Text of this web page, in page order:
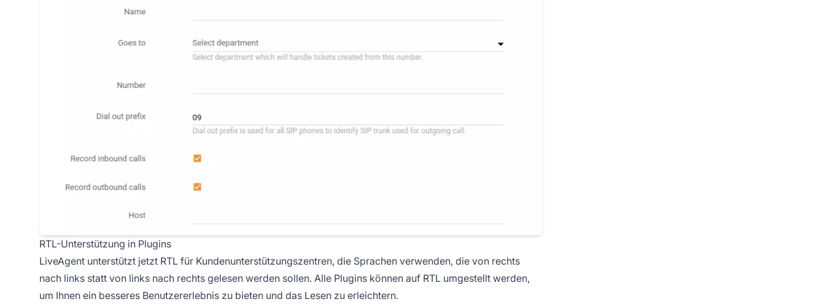
RTL-Unterstützung in Plugins
LiveAgent unterstützt jetzt RTL für Kundenunterstützungszentren, die Sprachen verwenden, die von rechts
nach links statt von links nach rechts gelesen werden sollen. Alle Plugins können auf RTL umgestellt werden,
um Ihnen ein besseres Benutzererlebnis zu bieten und das Lesen zu erleichtern.